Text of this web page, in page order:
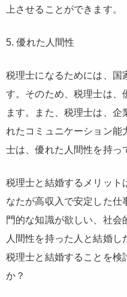
上させることができます。
5. 優れた人間性
税理士になるためには、国
す。そのため、税理士は、
ます。また、税理士は、
れたコミュニケーション能
士は、優れた人間性を持っ
税理士と結婚するメリット
なたが高収入で安定した仕
門的な知識が欲しい、社会
人間性を持った人と結婚し
税理士と結婚することを検
か？